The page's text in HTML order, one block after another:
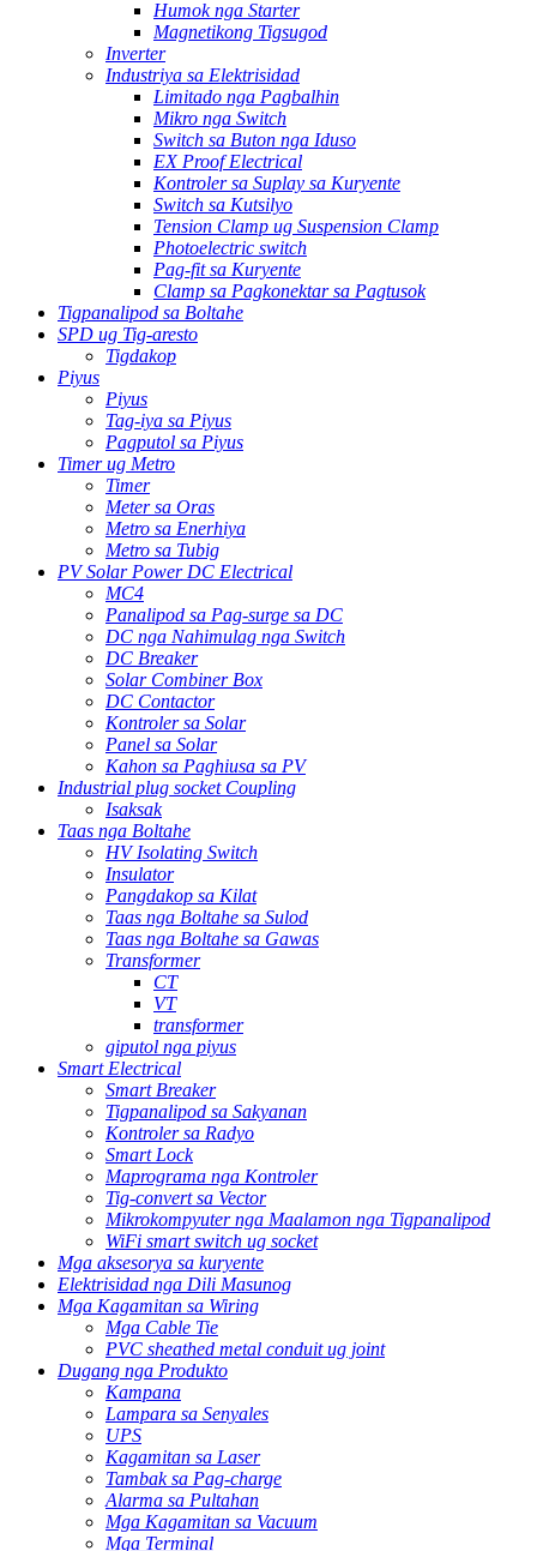
Humok nga Starter
Magnetikong Tigsugod
Inverter
Industriya sa Elektrisidad
Limitado nga Pagbalhin
Mikro nga Switch
Switch sa Buton nga Iduso
EX Proof Electrical
Kontroler sa Suplay sa Kuryente
Switch sa Kutsilyo
Tension Clamp ug Suspension Clamp
Photoelectric switch
Pag-fit sa Kuryente
Clamp sa Pagkonektar sa Pagtusok
Tigpanalipod sa Boltahe
SPD ug Tig-aresto
Tigdakop
Piyus
Piyus
Tag-iya sa Piyus
Pagputol sa Piyus
Timer ug Metro
Timer
Meter sa Oras
Metro sa Enerhiya
Metro sa Tubig
PV Solar Power DC Electrical
MC4
Panalipod sa Pag-surge sa DC
DC nga Nahimulag nga Switch
DC Breaker
Solar Combiner Box
DC Contactor
Kontroler sa Solar
Panel sa Solar
Kahon sa Paghiusa sa PV
Industrial plug socket Coupling
Isaksak
Taas nga Boltahe
HV Isolating Switch
Insulator
Pangdakop sa Kilat
Taas nga Boltahe sa Sulod
Taas nga Boltahe sa Gawas
Transformer
CT
VT
transformer
giputol nga piyus
Smart Electrical
Smart Breaker
Tigpanalipod sa Sakyanan
Kontroler sa Radyo
Smart Lock
Maprograma nga Kontroler
Tig-convert sa Vector
Mikrokompyuter nga Maalamon nga Tigpanalipod
WiFi smart switch ug socket
Mga aksesorya sa kuryente
Elektrisidad nga Dili Masunog
Mga Kagamitan sa Wiring
Mga Cable Tie
PVC sheathed metal conduit ug joint
Dugang nga Produkto
Kampana
Lampara sa Senyales
UPS
Kagamitan sa Laser
Tambak sa Pag-charge
Alarma sa Pultahan
Mga Kagamitan sa Vacuum
Mga Terminal